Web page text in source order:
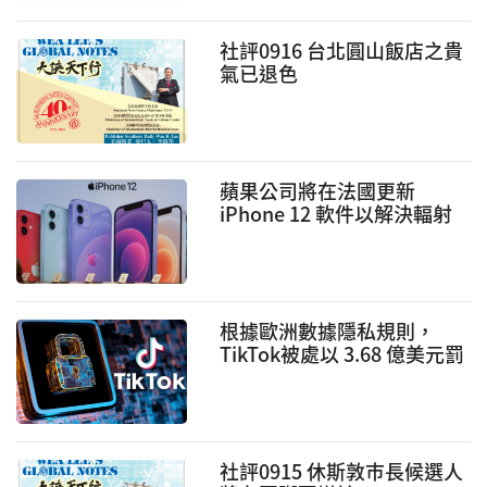
社評0916 台北圓山飯店之貴
氣已退色
蘋果公司將在法國更新
iPhone 12 軟件以解決輻射
根據歐洲數據隱私規則，
TikTok被處以 3.68 億美元罰
社評0915 休斯敦巿長候選人